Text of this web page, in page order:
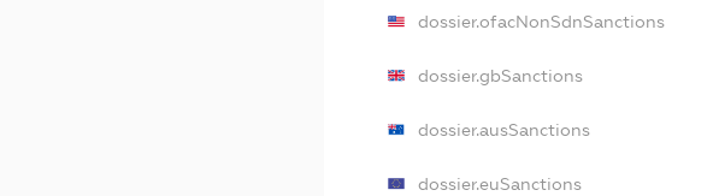
dossier.ofacNonSdnSanctions
dossier.gbSanctions
dossier.ausSanctions
dossier.euSanctions